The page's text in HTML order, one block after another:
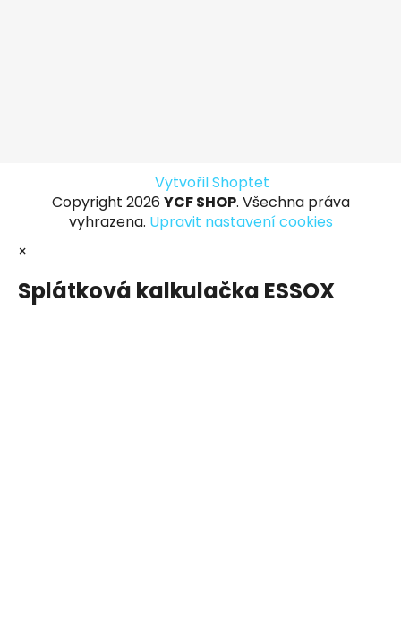
Vytvořil Shoptet
Copyright 2026 YCF SHOP. Všechna práva
vyhrazena. Upravit nastavení cookies
×
Splátková kalkulačka ESSOX